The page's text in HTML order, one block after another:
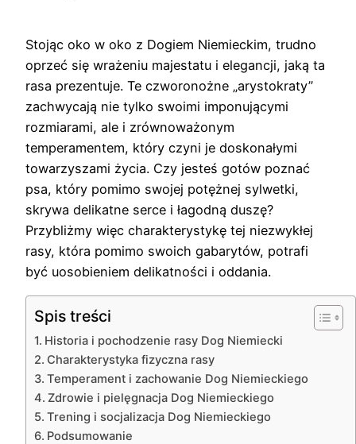
Stojąc oko w oko z Dogiem Niemieckim, trudno
oprzeć się wrażeniu majestatu i elegancji, jaką ta
rasa prezentuje. Te czworonożne „arystokraty”
zachwycają nie tylko swoimi imponującymi
rozmiarami, ale i zrównoważonym
temperamentem, który czyni je doskonałymi
towarzyszami życia. Czy jesteś gotów poznać
psa, który pomimo swojej potężnej sylwetki,
skrywa delikatne serce i łagodną duszę?
Przybliżmy więc charakterystykę tej niezwykłej
rasy, która pomimo swoich gabarytów, potrafi
być uosobieniem delikatności i oddania.
Spis treści
Historia i pochodzenie rasy Dog Niemiecki
Charakterystyka fizyczna rasy
Temperament i zachowanie Dog Niemieckiego
Zdrowie i pielęgnacja Dog Niemieckiego
Trening i socjalizacja Dog Niemieckiego
Podsumowanie